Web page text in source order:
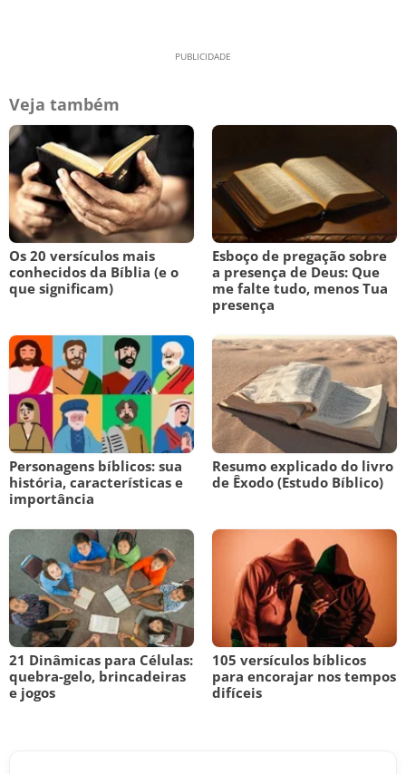
Veja também
Os 20 versículos mais
conhecidos da Bíblia (e o
que significam)
Esboço de pregação sobre
a presença de Deus: Que
me falte tudo, menos Tua
presença
Personagens bíblicos: sua
história, características e
importância
Resumo explicado do livro
de Êxodo (Estudo Bíblico)
21 Dinâmicas para Células:
quebra-gelo, brincadeiras
e jogos
105 versículos bíblicos
para encorajar nos tempos
difíceis